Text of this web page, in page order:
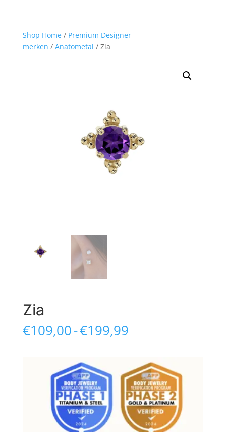
Shop Home/ Premium Designer
merken / Anatometal / Zia
Zia
€109,00-€199,99Prijsklasse:
€199,99